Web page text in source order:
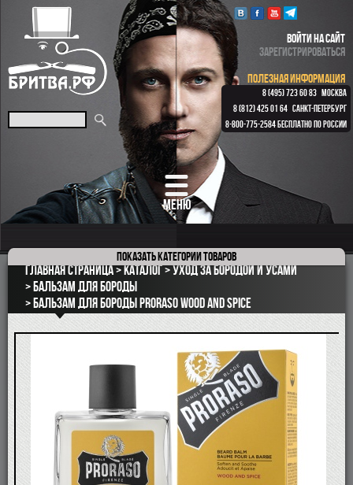
МЕНЮ
ВОЙТИ НА САЙТ
ЗАРЕГИСТРИРОВАТЬСЯ
ПОЛЕЗНАЯ ИНФОРМАЦИЯ
8 (495) 723 60 83 МОСКВА
8 (812) 425 01 64 САНКТ-ПЕТЕРБУРГ
8-800-775-2584 БЕСПЛАТНО ПО РОССИИ
Показатькатегории товаров
ПОДАРОЧНЫЕ НАБОРЫ
РЕМНИ
КЛАССИЧЕСКИЕ СТАНКИ
БРИТВЕННЫЕ НАБОРЫ
ПОМАЗКИ
СОВРЕМЕННЫЕ БРИТВЫ
ФУТЛЯРЫ
ДЛЯ БРИТЬЯ
ПОСЛЕ БРИТЬЯ
ДЛЯ БОРОДЫ И УСОВ
ДЛЯ ВОЛОС И ТЕЛА
ПАРФЮМ
Главная страница Каталог
Уход за бородой и усами
Бальзам для бороды
Бальзам для бороды Proraso Wood and Spice